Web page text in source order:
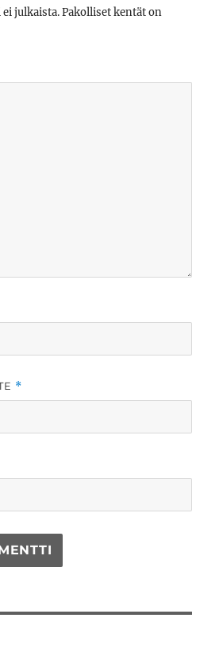
julkaista. Pakolliset kentät on
*